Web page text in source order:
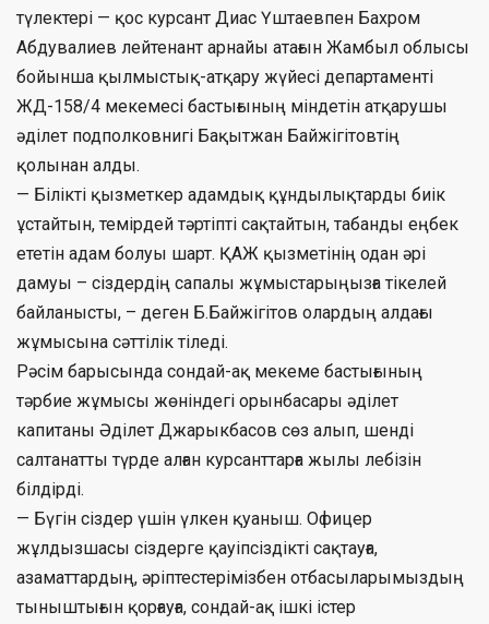
түлектері — қос курсант Диас Үштаевпен Бахром
Абдувалиев лейтенант арнайы атағын Жамбыл облысы
бойынша қылмыстық-атқару жүйесі департаменті
ЖД-158/4 мекемесі бастығының міндетін атқарушы
әділет подполковнигі Бақытжан Байжігітовтің
қолынан алды.
— Білікті қызметкер адамдық құндылықтарды биік
ұстайтын, темірдей тәртіпті сақтайтын, табанды еңбек
ететін адам болуы шарт. ҚАЖ қызметінің одан әрі
дамуы – сіздердің сапалы жұмыстарыңызға тікелей
байланысты, – деген Б.Байжігітов олардың алдағы
жұмысына сәттілік тіледі.
Рәсім барысында сондай-ақ мекеме бастығының
тәрбие жұмысы жөніндегі орынбасары әділет
капитаны Әділет Джарыкбасов сөз алып, шенді
салтанатты түрде алған курсанттарға жылы лебізін
білдірді.
— Бүгін сіздер үшін үлкен қуаныш. Офицер
жұлдызшасы сіздерге қауіпсіздікті сақтауға,
азаматтардың, әріптестерімізбен отбасыларымыздың
тыныштығын қорғауға, сондай-ақ ішкі істер